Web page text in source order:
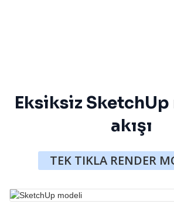
Eksiksiz
akışı
TEK TIKLA RENDER